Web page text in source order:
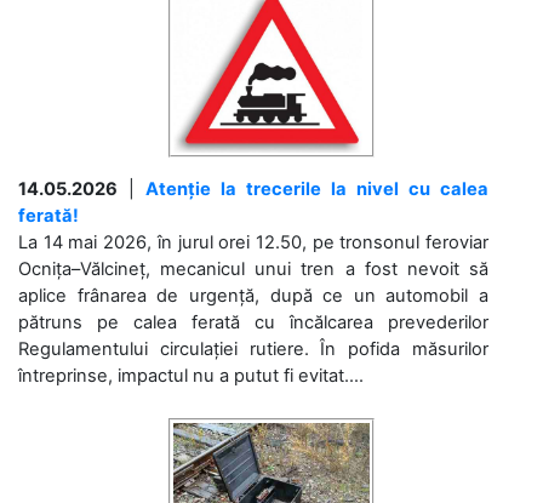
14.05.2026
Atenție la trecerile la nivel cu calea
ferată!
La 14 mai 2026, în jurul orei 12.50, pe tronsonul feroviar
Ocnița–Vălcineț, mecanicul unui tren a fost nevoit să
aplice frânarea de urgență, după ce un automobil a
pătruns pe calea ferată cu încălcarea prevederilor
Regulamentului circulației rutiere. În pofida măsurilor
întreprinse, impactul nu a putut fi evitat....